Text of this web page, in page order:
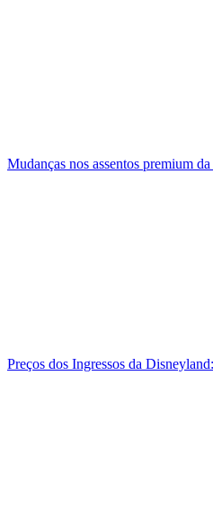
Mudanças nos assentos premium
Preços dos Ingressos da